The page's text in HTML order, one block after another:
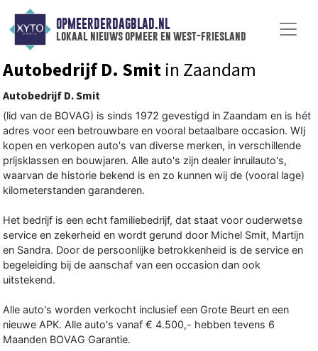
OPMEERDERDAGBLAD.NL
lokaal nieuws opmeer en west-friesland
Autobedrijf D. Smit in Zaandam
Autobedrijf D. Smit
(lid van de BOVAG) is sinds 1972 gevestigd in Zaandam en is hét
adres voor een betrouwbare en vooral betaalbare occasion. WIj
kopen en verkopen auto's van diverse merken, in verschillende
prijsklassen en bouwjaren. Alle auto's zijn dealer inruilauto's,
waarvan de historie bekend is en zo kunnen wij de (vooral lage)
kilometerstanden garanderen.
Het bedrijf is een echt familiebedrijf, dat staat voor ouderwetse
service en zekerheid en wordt gerund door Michel Smit, Martijn
en Sandra. Door de persoonlijke betrokkenheid is de service en
begeleiding bij de aanschaf van een occasion dan ook
uitstekend.
Alle auto's worden verkocht inclusief een Grote Beurt en een
nieuwe APK. Alle auto's vanaf € 4.500,- hebben tevens 6
Maanden BOVAG Garantie.